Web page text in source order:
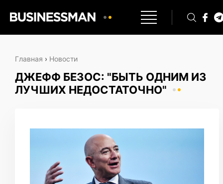
Главная › Новости
ДЖЕФФ БЕЗОС: "БЫТЬ ОДНИМ ИЗ
ЛУЧШИХ НЕДОСТАТОЧНО"